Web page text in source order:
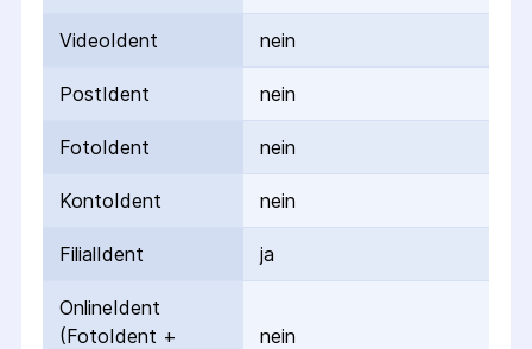
VideoIdent nein
PostIdent nein
FotoIdent nein
KontoIdent nein
FilialIdent ja
OnlineIdent
(FotoIdent +
nein